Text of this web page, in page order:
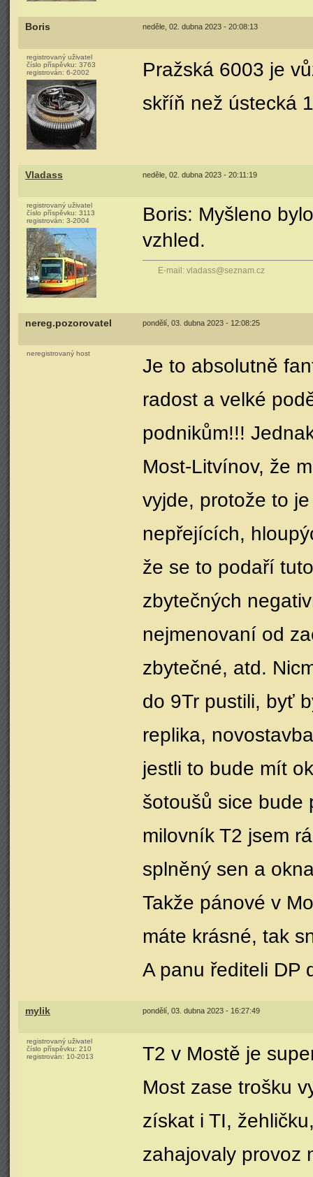
Boris neděle, 02. dubna 2023 - 20:08:13
registrovaný uživatel
číslo příspěvku: 3763
registrován: 6-2002
Pražská 6003 je
skříň než ústecká
Vladass neděle, 02. dubna 2023 - 20:11:19
registrovaný uživatel
číslo příspěvku: 3113
registrován: 3-2004
Boris: Myšleno
vzhled.
E-mail: vladass@seznam.cz
nereg.pozorovatel pondělí, 03. dubna 2023 - 12:08:25
neregistrovaný host
Je to absolutně
radost a velké
podnikům!!!
Most-Litvínov, že
vyjde, protože to
nepřejících,
že se to podaří
zbytečných
nejmenovaní od
zbytečné, atd.
do 9Tr pustili, byť
replika,
jestli to bude mít
šotoušů sice bude
milovník T2 jsem
splněný sen a
Takže pánové v
máte krásné, tak
A panu řediteli DP
mylik pondělí, 03. dubna 2023 - 16:27:49
registrovaný uživatel
číslo příspěvku: 210
registrován: 10-2013
T2 v Mostě je
Most zase trošku
získat i TI,
zahajovaly provoz